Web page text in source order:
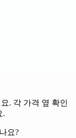
. 각 가격 옆 확인
.
요?